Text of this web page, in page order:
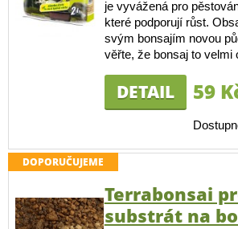
je vyvážená pro
které podporují růst.
svým bonsajím novou
věřte, že bonsaj to velmi
DETAIL 59
DOPORUČUJEME
Terrabonsai
substrát na